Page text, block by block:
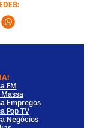
MediaMedia
Social Media
Whatsapp
FM
Massa
Empregos
Pop TV
Negócios